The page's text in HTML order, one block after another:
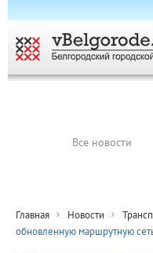
Все новости
Главная Новости
обновленную маршрутную